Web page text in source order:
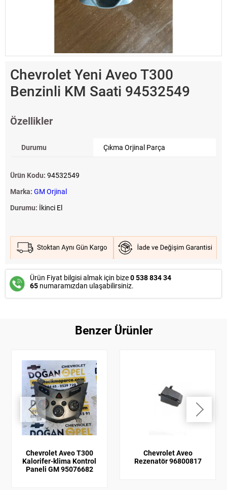
Chevrolet Yeni Aveo T300
Benzinli KM Saati 94532549
Özellikler
Durumu Çıkma Orjinal Parça
Ürün Kodu: 94532549
Marka: GM Orjinal
Durumu: İkinci El
Ürün Fiyat bilgisi almak için bize0 538 834 34
65 numaramızdan ulaşabilirsiniz.
Benzer Ürünler
Chevrolet Aveo T300
Kalorifer-klima Kontrol
Paneli GM 95076682
Chevrolet Aveo
Rezenatör 96800817